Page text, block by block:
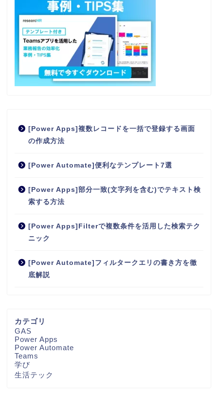
[Power Apps]複数レコードを一括で登録する画面
の作成方法
[Power Automate]便利なテンプレート7選
[Power Apps]部分一致(文字列を含む)でテキスト検
索する方法
[Power Apps]Filterで複数条件を活用した検索テク
ニック
[Power Automate]フィルタークエリの書き方を徹
底解説
カテゴリ
GAS
Power Apps
Power Automate
Teams
学び
生活テック